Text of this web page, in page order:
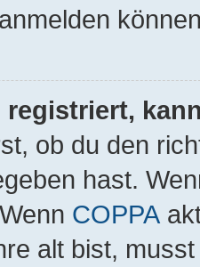
registriert,
ob du den
hast.
COPPA
alt bist,